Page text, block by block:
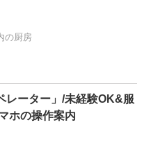
の厨房
レーター」/未経験OK&服
ホの操作案内